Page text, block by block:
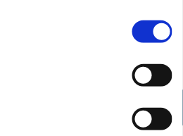
kirkens ritualer,
til